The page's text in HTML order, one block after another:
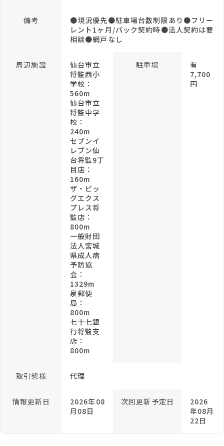
備考
●現況優先●駐車場台数制限あり●フリー
レント1ヶ月/パック契約時●法人契約は要
相談●網戸なし
周辺施設
仙台市立
将監西小
学校：
560m
仙台市立
将監中学
校：
240m
セブンイ
レブン仙
台将監9丁
目店：
160m
ザ・ビッ
グエクス
プレス将
監店：
800m
一般財団
法人宮城
県成人病
予防協
会：
1329m
泉郵便
局：
800m
七十七銀
行将監支
店：
800m
駐車場
有
7,700
円
取引態様 代理
情報更新日
2026年08
月08日
次回更新予定日
2026
年08月
22日